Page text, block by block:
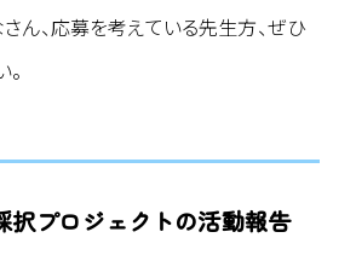
ん、応募を考えている先生方、ぜひ
択プロジェクトの活動報告